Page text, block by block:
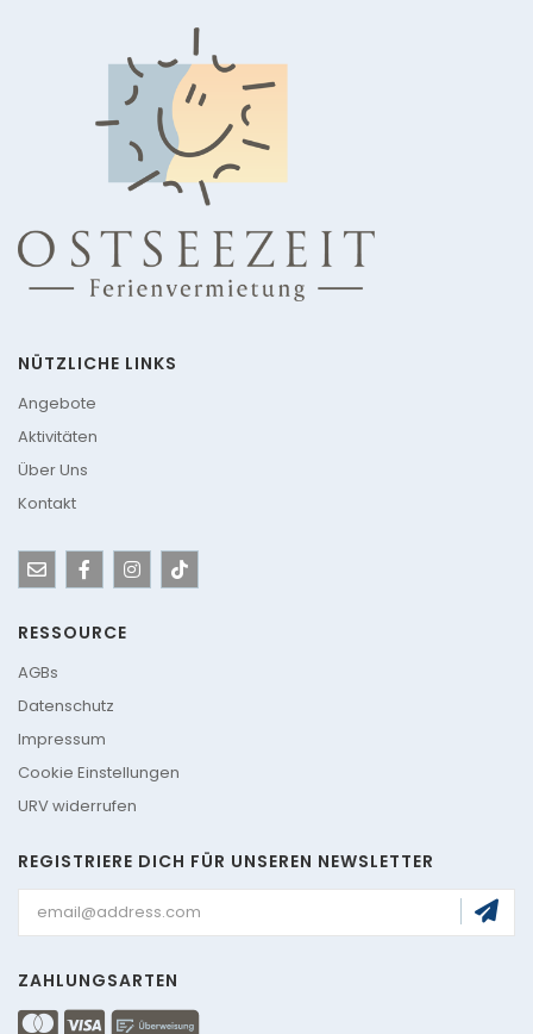
NÜTZLICHE LINKS
Angebote
Aktivitäten
Über Uns
Kontakt
RESSOURCE
AGBs
Datenschutz
Impressum
Cookie Einstellungen
URV widerrufen
REGISTRIERE DICH FÜR UNSEREN NEWSLETTER
ZAHLUNGSARTEN